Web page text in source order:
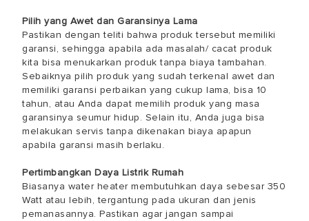
Pilih yang Awet dan Garansinya Lama
Pastikan dengan teliti bahwa produk tersebut memiliki
garansi, sehingga apabila ada masalah/ cacat produk
kita bisa menukarkan produk tanpa biaya tambahan.
Sebaiknya pilih produk yang sudah terkenal awet dan
memiliki garansi perbaikan yang cukup lama, bisa 10
tahun, atau Anda dapat memilih produk yang masa
garansinya seumur hidup. Selain itu, Anda juga bisa
melakukan servis tanpa dikenakan biaya apapun
apabila garansi masih berlaku.
Pertimbangkan Daya Listrik Rumah
Biasanya water heater membutuhkan daya sebesar 350
Watt atau lebih, tergantung pada ukuran dan jenis
pemanasannya. Pastikan agar jangan sampai